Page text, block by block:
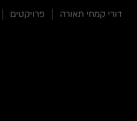
נגישות
ראשי
ראשידורי קמחי תאורה פרויקטים